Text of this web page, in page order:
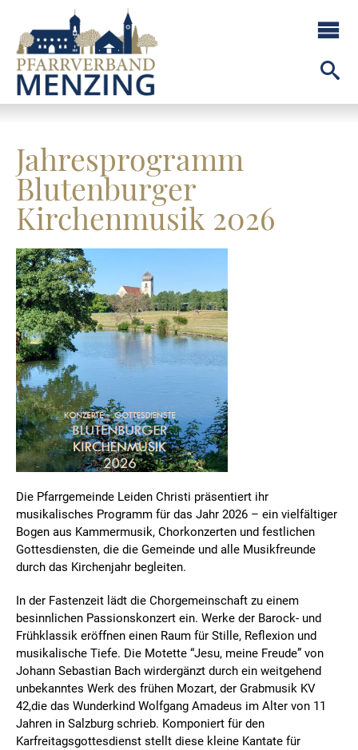
Jahresprogramm
Blutenburger
Kirchenmusik 2026
Die Pfarrgemeinde Leiden Christi präsentiert ihr
musikalisches Programm für das Jahr 2026 – ein vielfältiger
Bogen aus Kammermusik, Chorkonzerten und festlichen
Gottesdiensten, die die Gemeinde und alle Musikfreunde
durch das Kirchenjahr begleiten.
In der Fastenzeit lädt die Chorgemeinschaft zu einem
besinnlichen Passionskonzert ein. Werke der Barock- und
Frühklassik eröffnen einen Raum für Stille, Reflexion und
musikalische Tiefe. Die Motette “Jesu, meine Freude” von
Johann Sebastian Bach wirdergänzt durch ein weitgehend
unbekanntes Werk des frühen Mozart, der Grabmusik KV
42,die das Wunderkind Wolfgang Amadeus im Alter von 11
Jahren in Salzburg schrieb. Komponiert für den
Karfreitagsgottesdienst stellt diese kleine Kantate für